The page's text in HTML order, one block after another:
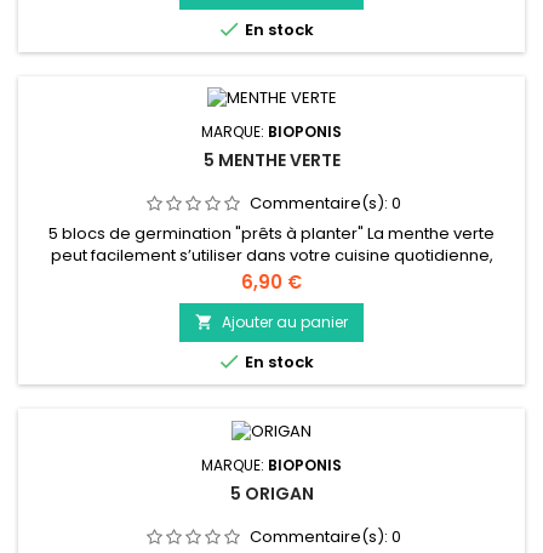
infusion, la menthe pomme favorise la digestion et soulage
les maux d’estomac. Après la...
 En stock
MARQUE: BIOPONIS
5 MENTHE VERTE
Commentaire(s): 0
5 blocs de germination "prêts à planter" La menthe verte
peut facilement s’utiliser dans votre cuisine quotidienne,
aussi bien avec de la viande, du poisson, des salades et de
nombreux desserts. Les plus motivés pourront tenter
l’aventure de réaliser une limonade maison ou des mojitos.
En infusion, elle favorise la digestion et la concentration. Elle...
Prix
6,90 €
 Ajouter au panier
 En stock
MARQUE: BIOPONIS
5 ORIGAN
Commentaire(s): 0